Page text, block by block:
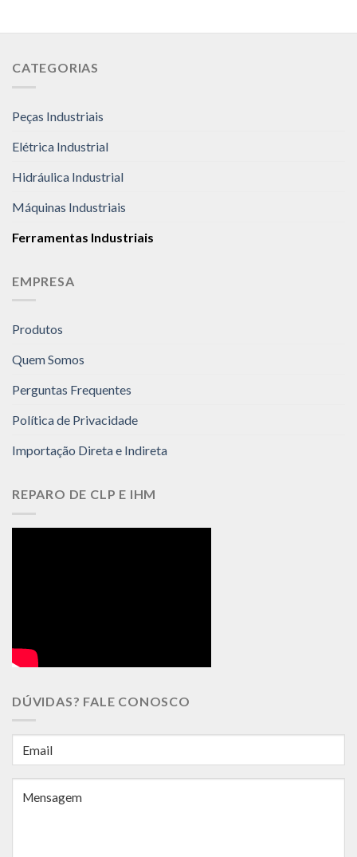
CATEGORIAS
Peças Industriais
Elétrica Industrial
Hidráulica Industrial
Máquinas Industriais
Ferramentas Industriais
EMPRESA
Produtos
Quem Somos
Perguntas Frequentes
Política de Privacidade
Importação Direta e Indireta
REPARO DE CLP E IHM
DÚVIDAS? FALE CONOSCO